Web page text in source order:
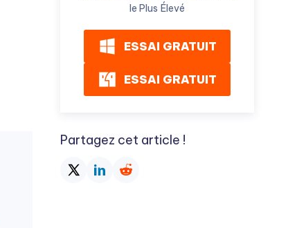
le Plus Élevé
ESSAI GRATUIT
ESSAI GRATUIT
Partagez cet article !